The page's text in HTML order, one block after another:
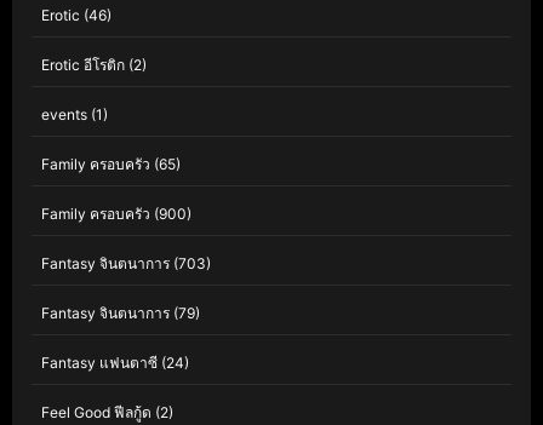
Erotic (46)
Erotic อีโรติก (2)
events (1)
Family ครอบครัว (65)
Family ครอบครัว (900)
Fantasy จินตนาการ (703)
Fantasy จินตนาการ (79)
Fantasy แฟนตาซี (24)
Feel Good ฟีลกู้ด (2)